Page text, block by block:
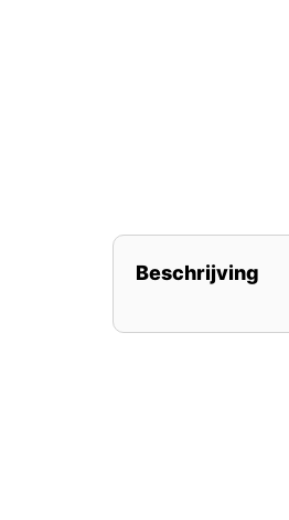
Beschrijving